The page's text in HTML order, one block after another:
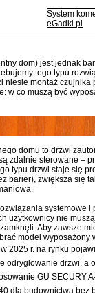
System
eGadki.pl
dom) jest jednak
tego typu
niesie montaż
w co muszą być
domu to drzwi
zdalnie sterowane –
typu drzwi staje się
barier), zwiększa się
systemowe i
użytkownicy nie
Aby zawsze
model wyposażony
2025 r. na rynku
odryglowanie drzwi, a
GU SECURY
dla budownictwa bez